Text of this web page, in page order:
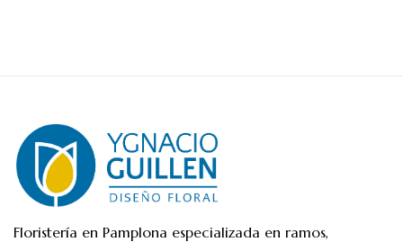
Floristería en Pamplona especializada en ramos,